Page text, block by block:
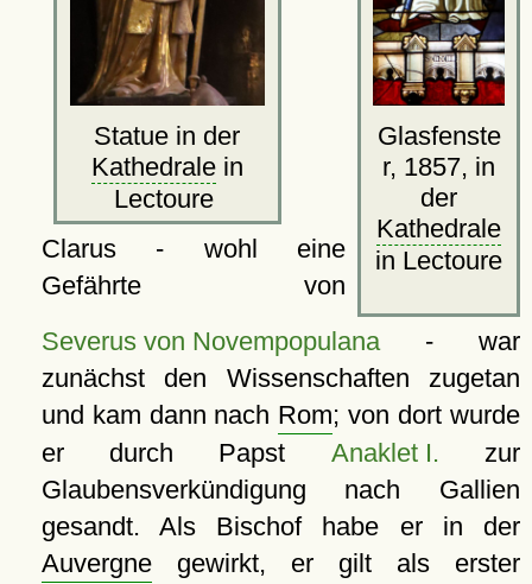
Statue in der
Kathedralein
Lectoure
Glasfenste
r, 1857, in
der
Kathedrale
in Lectoure
Clarus - wohl eine
Gefährte von
Severus von Novempopulana- war
zunächst den Wissenschaften zugetan
und kam dann nach Rom; von dort wurde
er durch Papst Anaklet I. zur
Glaubensverkündigung nach Gallien
gesandt. Als Bischof habe er in der
Auvergnegewirkt, er gilt als erster